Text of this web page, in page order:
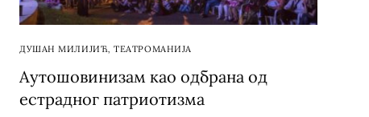
ДУШАН МИЛИЈИЋ,ТЕАТРОМАНИЈА
Аутошовинизам као одбрана од
естрадног патриотизма